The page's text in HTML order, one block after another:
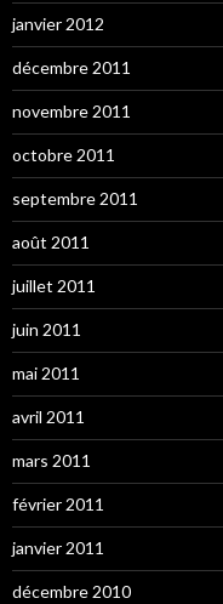
janvier 2012
décembre 2011
novembre 2011
octobre 2011
septembre 2011
août 2011
juillet 2011
juin 2011
mai 2011
avril 2011
mars 2011
février 2011
janvier 2011
décembre 2010